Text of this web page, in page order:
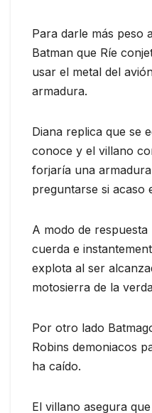
Para darle más peso
Batman que Ríe
usar el metal del
armadura.
Diana replica que se
conoce y el villano
forjaría una
preguntarse si acaso
A modo de
cuerda e
explota al ser
motosierra de la
Por otro lado
Robins demoniacos
ha caído.
El villano asegura